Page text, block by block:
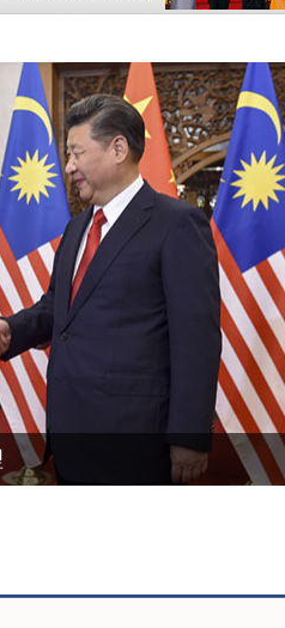
借金融科技在马来西亚推进零售银